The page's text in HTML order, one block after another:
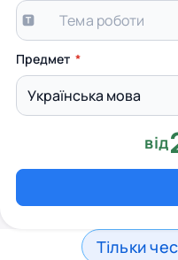
Предмет
від
Тільки